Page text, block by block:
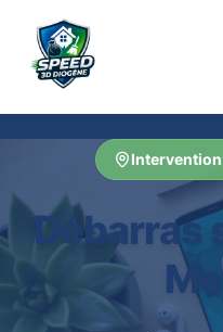
Intervention
Débarras